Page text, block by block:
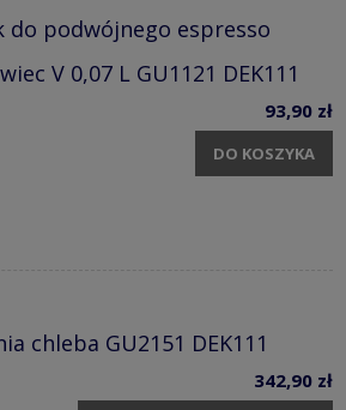
do podwójnego espresso
V 0,07 L GU1121 DEK111
93,90 zł
DO KOSZYKA
chleba GU2151 DEK111
342,90 zł